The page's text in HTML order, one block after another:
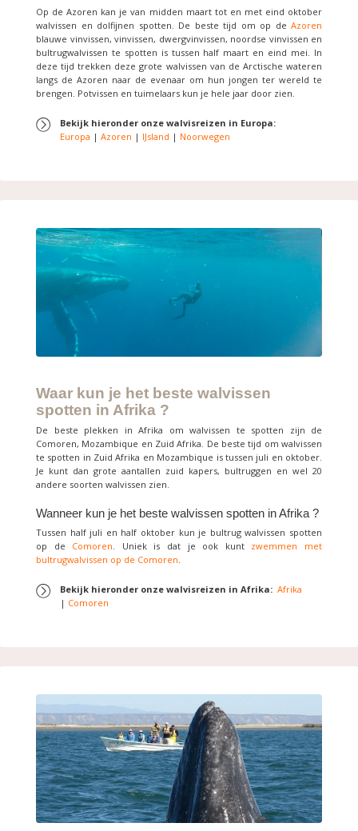
Op de Azoren kan je van midden maart tot en met eind oktober
walvissen en dolfijnen spotten. De beste tijd om op de Azoren
blauwe vinvissen, vinvissen, dwergvinvissen, noordse vinvissen en
bultrugwalvissen te spotten is tussen half maart en eind mei. In
deze tijd trekken deze grote walvissen van de Arctische wateren
langs de Azoren naar de evenaar om hun jongen ter wereld te
brengen. Potvissen en tuimelaars kun je hele jaar door zien.
Bekijk hieronder onze walvisreizen in Europa:
Europa | Azoren | IJsland | Noorwegen
Waar kun je het beste walvissen
spotten in Afrika ?
De beste plekken in Afrika om walvissen te spotten zijn de
Comoren, Mozambique en Zuid Afrika. De beste tijd om walvissen
te spotten in Zuid Afrika en Mozambique is tussen juli en oktober.
Je kunt dan grote aantallen zuid kapers, bultruggen en wel 20
andere soorten walvissen zien.
Wanneer kun je het beste walvissen spotten in Afrika ?
Tussen half juli en half oktober kun je bultrug walvissen spotten
op de Comoren. Uniek is dat je ook kunt zwemmen met
bultrugwalvissen op de Comoren.
Bekijk hieronder onze walvisreizen in Afrika: Afrika
| Comoren